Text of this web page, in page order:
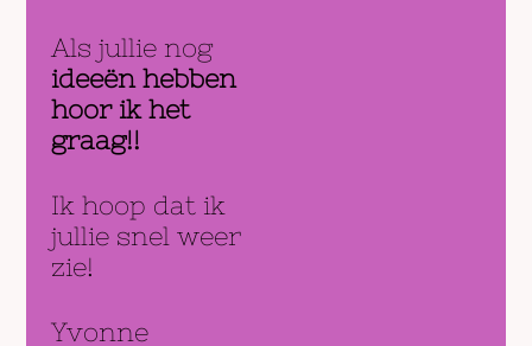
Als jullie nog
ideeën hebben
hoor ik het
graag!!
Ik hoop dat ik
jullie snel weer
zie!
Yvonne